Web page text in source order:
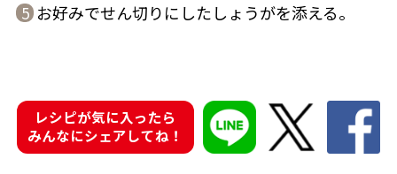
新鮮一番
氷熟®︎
5 お好みでせん切りにしたしょうがを添える。
レシピが気に入ったら
みんなにシェアしてね！